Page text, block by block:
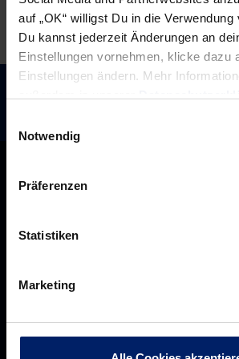
auf „OK“ willigst Du in die
Du kannst jederzeit Änderungen an
Einstellungen vornehmen, klicke dazu
Einstellungen ändern. Mehr
Notwendig
Präferenzen
Statistiken
Marketing